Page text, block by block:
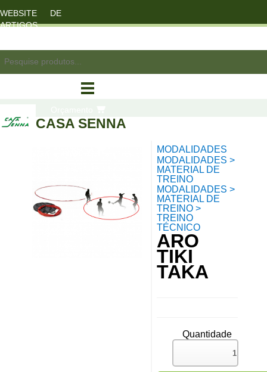
WEBSITE DE
ARTIGOS
CASA SENNA
MODALIDADES
MODALIDADES >
MATERIAL DE
TREINO
MODALIDADES >
MATERIAL DE
TREINO >
TREINO
TÉCNICO
ARO
TIKI
TAKA
Quantidade